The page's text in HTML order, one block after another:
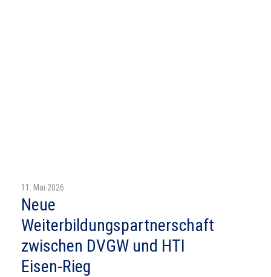
11. Mai 2026
Neue
Weiterbildungspartnerschaft
zwischen DVGW und HTI
Eisen‑Rieg